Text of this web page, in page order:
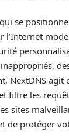
se
l’Internet
NextDNS
filtre les
sites
de protéger